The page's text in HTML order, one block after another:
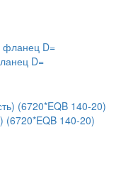
D=
(6720*EQB 140-20)